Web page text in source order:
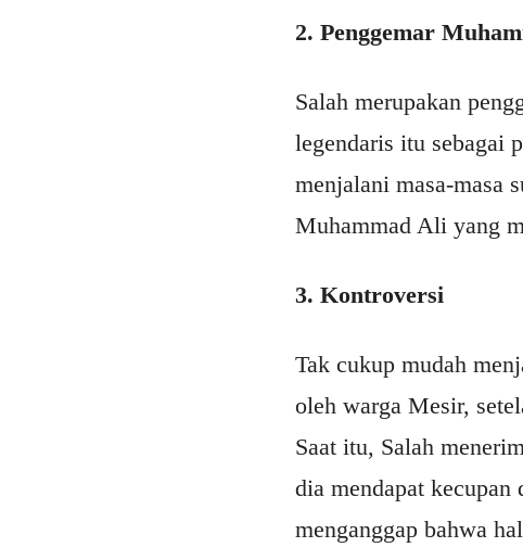
2. Penggemar
Salah merupakan
legendaris itu sebagai
menjalani masa-masa
Muhammad Ali yang
3. Kontroversi
Tak cukup mudah
oleh warga Mesir,
Saat itu, Salah
dia mendapat
menganggap bahwa